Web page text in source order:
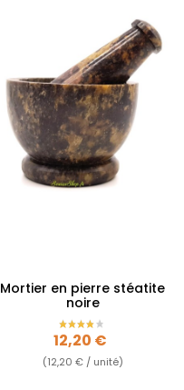
Mortier en pierre stéatite
noire
Prix
12,20 €
(12,20 € / unité)